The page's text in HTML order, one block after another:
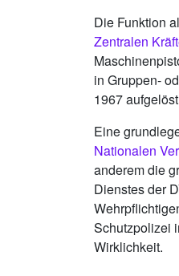
Die Funktion
Zentralen
in Gruppen-
1967
Eine
Nationalen
anderem die
Dienstes der
Schutzpolizei
Wirklichkeit.